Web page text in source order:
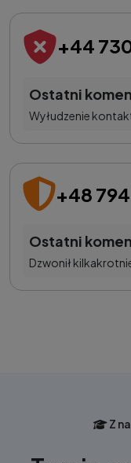
+44
Ostatni
Wyłudzenie
+48
Ostatni
Dzwonił
Z